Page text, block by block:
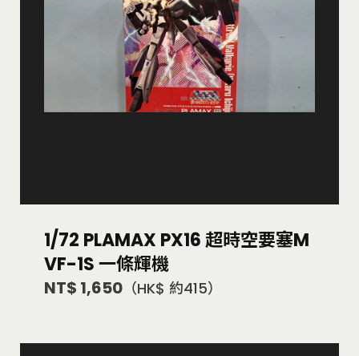
1/72 PLAMAX PX16 超時空要塞M
VF-1S 一條輝機
NT$ 1,650 （HK$ 約415）